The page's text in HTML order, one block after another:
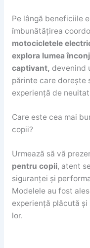
Pe lângă beneficiile
îmbunătățirea
motocicletele
explora lumea
captivant, devenind
părinte care dorește
experiență de
Care este cea mai
copii?
Urmează să vă
pentru copii, atent
siguranței și
Modelele au fost
experiență plăcută
lor.